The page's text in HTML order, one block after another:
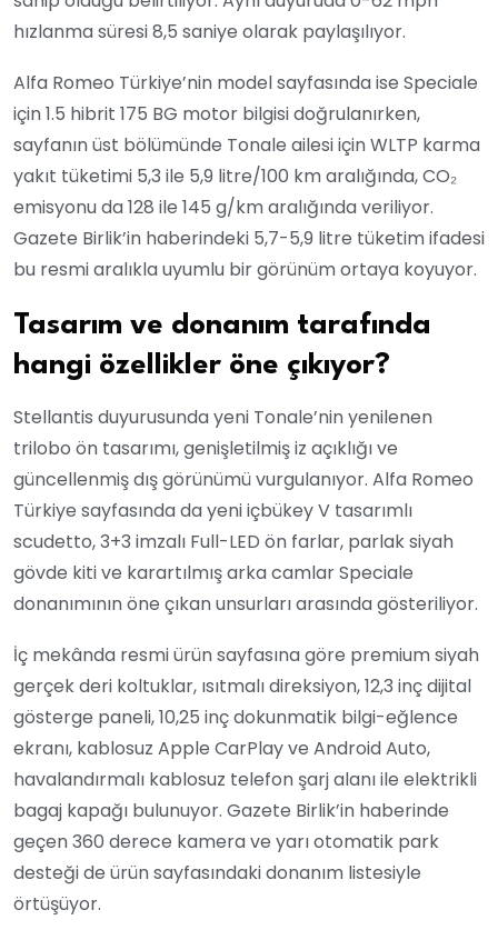
hızlanma süresi 8,5 saniye olarak paylaşılıyor.
Alfa Romeo Türkiye’nin model sayfasında ise Speciale
için 1.5 hibrit 175 BG motor bilgisi doğrulanırken,
sayfanın üst bölümünde Tonale ailesi için WLTP karma
yakıt tüketimi 5,3 ile 5,9 litre/100 km aralığında, CO₂
emisyonu da 128 ile 145 g/km aralığında veriliyor.
Gazete Birlik’in haberindeki 5,7-5,9 litre tüketim ifadesi
bu resmi aralıkla uyumlu bir görünüm ortaya koyuyor.
Tasarım ve donanım tarafında
hangi özellikler öne çıkıyor?
Stellantis duyurusunda yeni Tonale’nin yenilenen
trilobo ön tasarımı, genişletilmiş iz açıklığı ve
güncellenmiş dış görünümü vurgulanıyor. Alfa Romeo
Türkiye sayfasında da yeni içbükey V tasarımlı
scudetto, 3+3 imzalı Full-LED ön farlar, parlak siyah
gövde kiti ve karartılmış arka camlar Speciale
donanımının öne çıkan unsurları arasında gösteriliyor.
İç mekânda resmi ürün sayfasına göre premium siyah
gerçek deri koltuklar, ısıtmalı direksiyon, 12,3 inç dijital
gösterge paneli, 10,25 inç dokunmatik bilgi-eğlence
ekranı, kablosuz Apple CarPlay ve Android Auto,
havalandırmalı kablosuz telefon şarj alanı ile elektrikli
bagaj kapağı bulunuyor. Gazete Birlik’in haberinde
geçen 360 derece kamera ve yarı otomatik park
desteği de ürün sayfasındaki donanım listesiyle
örtüşüyor.